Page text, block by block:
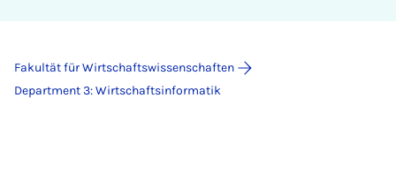
Fakultät für Wirtschaftswissenschaften
Department 3: Wirtschaftsinformatik